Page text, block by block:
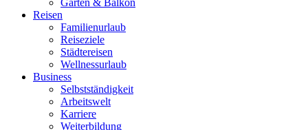
Garten & Balkon
Reisen
Familienurlaub
Reiseziele
Städtereisen
Wellnessurlaub
Business
Selbstständigkeit
Arbeitswelt
Karriere
Weiterbildung